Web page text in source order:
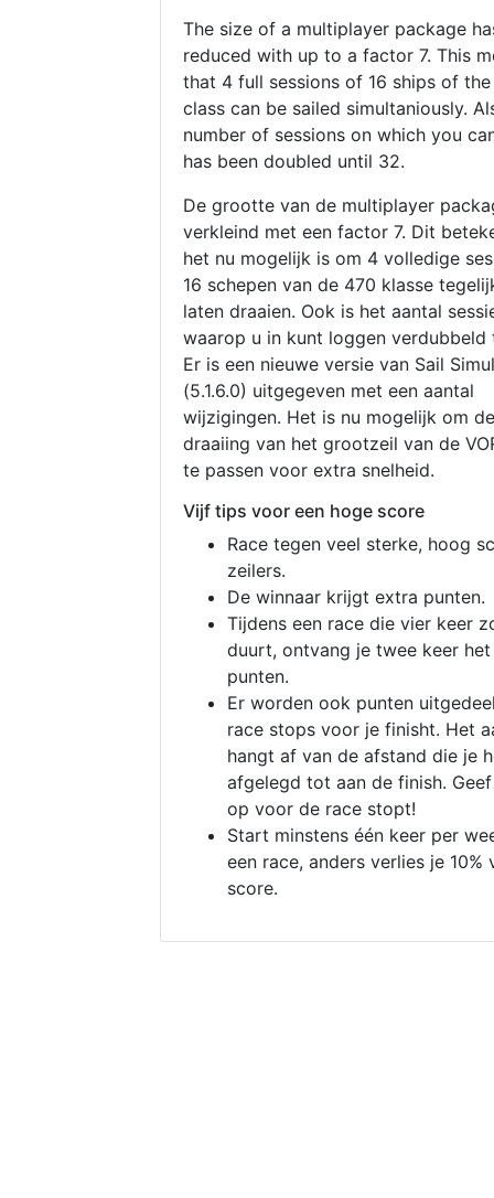
The size of a multiplayer package
reduced with up to a factor 7. This
that 4 full sessions of 16 ships of
class can be sailed simultaniously.
number of sessions on which you
has been doubled until 32.
De grootte van de multiplayer
verkleind met een factor 7. Dit
het nu mogelijk is om 4 volledige
16 schepen van de 470 klasse
laten draaien. Ook is het aantal
waarop u in kunt loggen verdubbeld
Er is een nieuwe versie van Sail
(5.1.6.0) uitgegeven met een aantal
wijzigingen. Het is nu mogelijk om de
draaiing van het grootzeil van de
te passen voor extra snelheid.
Vijf tips voor een hoge score
Race tegen veel sterke, hoog
zeilers.
De winnaar krijgt extra punten.
Tijdens een race die vier keer
duurt, ontvang je twee keer
punten.
Er worden ook punten
race stops voor je finisht. Het
hangt af van de afstand die je
afgelegd tot aan de finish.
op voor de race stopt!
Start minstens één keer per
een race, anders verlies je 10%
score.